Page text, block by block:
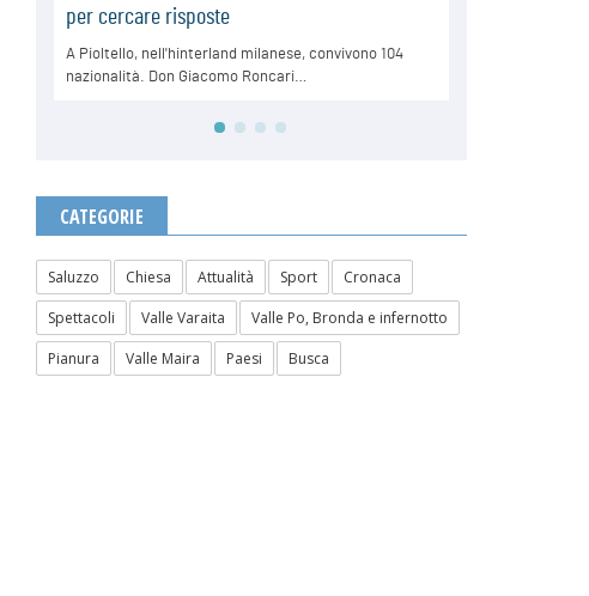
CATEGORIE
Saluzzo Chiesa Attualità Sport
Cronaca
Spettacoli
Valle Varaita
Valle Po, Bronda e infernotto
Pianura
Valle Maira Paesi Busca